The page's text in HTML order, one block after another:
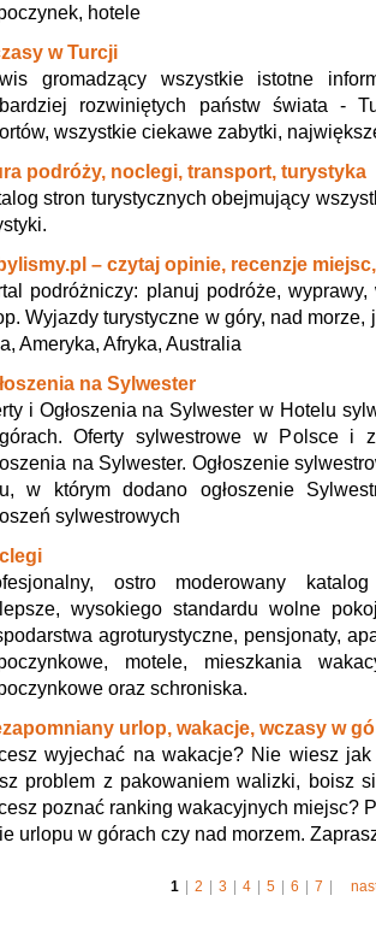
hotele
w Turcji
gromadzący wszystkie istotne
rozwiniętych państw świata -
wszystkie ciekawe zabytki,
podróży, noclegi, transport, turystyka
stron turystycznych obejmujący
– czytaj opinie, recenzje
podróżniczy: planuj podróże,
Wyjazdy turystyczne w góry, nad
Ameryka, Afryka, Australia
na Sylwester
i Ogłoszenia na Sylwester w Hotelu
Oferty sylwestrowe w Polsce i
na Sylwester. Ogłoszenie
w którym dodano ogłoszenie
sylwestrowych
ostro moderowany
wysokiego standardu wolne
agroturystyczne, pensjonaty,
motele, mieszkania
oraz schroniska.
urlop, wakacje, wczasy w
wyjechać na wakacje? Nie wiesz
problem z pakowaniem walizki, boisz
poznać ranking wakacyjnych miejsc?
urlopu w górach czy nad morzem.
1 2 3 4 5 6 7